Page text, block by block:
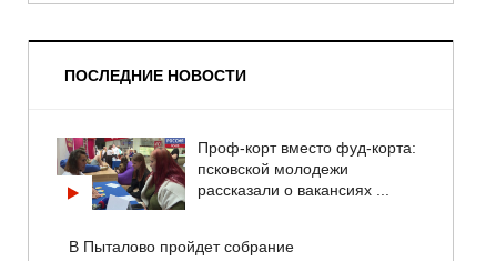
ПОСЛЕДНИЕ НОВОСТИ
Проф-корт вместо фуд-корта:
псковской молодежи
рассказали о вакансиях ...
В Пыталово пройдет собрание